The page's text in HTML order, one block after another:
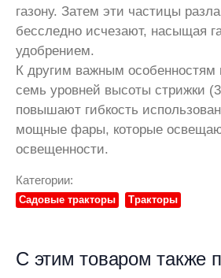
газону. Затем эти частицы
бесследно исчезают, насыщая
удобрением.
К другим важным особенностям
семь уровней высоты стрижки
повышают гибкость
мощные фары, которые
освещенности.
Категории:
Садовые тракторы Тракторы
С этим товаром также